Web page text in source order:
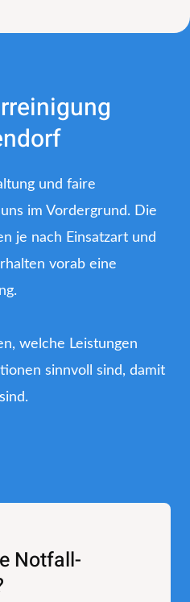
und faire
im Vordergrund. Die
je nach Einsatzart und
vorab eine
welche Leistungen
sinnvoll sind, damit
Notfall-